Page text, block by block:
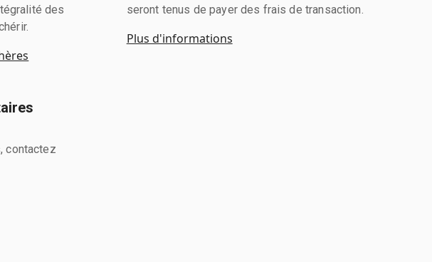
des
seront tenus de payer des frais de transaction.
Plus d'informations
contactez